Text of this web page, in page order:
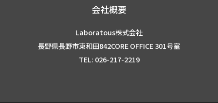
会社概要
Laboratous株式会社
長野県長野市東和田842CORE OFFICE 301号室
TEL: 026-217-2219